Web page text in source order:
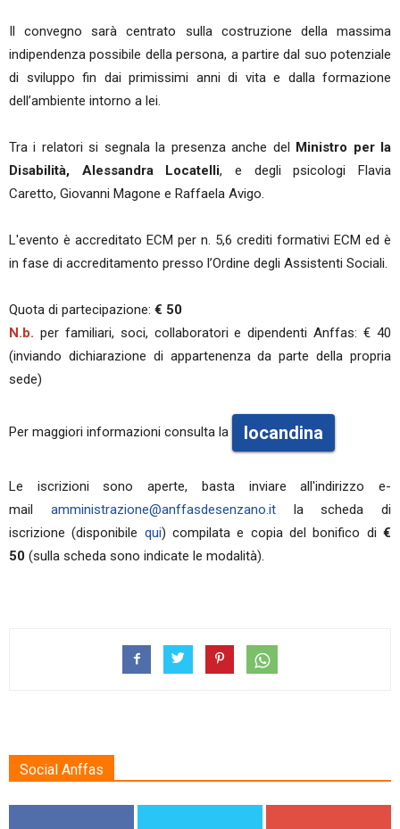
Il convegno sarà centrato sulla costruzione della massima
indipendenza possibile della persona, a partire dal suo potenziale
di sviluppo fin dai primissimi anni di vita e dalla formazione
dell’ambiente intorno a lei.
Tra i relatori si segnala la presenza anche del Ministro per la
Disabilità, Alessandra Locatelli, e degli psicologi Flavia
Caretto, Giovanni Magone e Raffaela Avigo.
L'evento è accreditato ECM per n. 5,6 crediti formativi ECM ed è
in fase di accreditamento presso l’Ordine degli Assistenti Sociali.
Quota di partecipazione: € 50
N.b. per familiari, soci, collaboratori e dipendenti Anffas: € 40
(inviando dichiarazione di appartenenza da parte della propria
sede)
Per maggiori informazioni consulta la locandina
Le iscrizioni sono aperte, basta inviare all'indirizzo e-
mail amministrazione@anffasdesenzano.itla scheda di
iscrizione (disponibile qui) compilata e copia del bonifico di€
50 (sulla scheda sono indicate le modalità).
Social Anffas